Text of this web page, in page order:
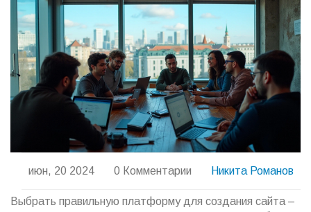
июн, 20 2024 0 Комментарии Никита Романов
Выбрать правильную платформу для создания сайта –